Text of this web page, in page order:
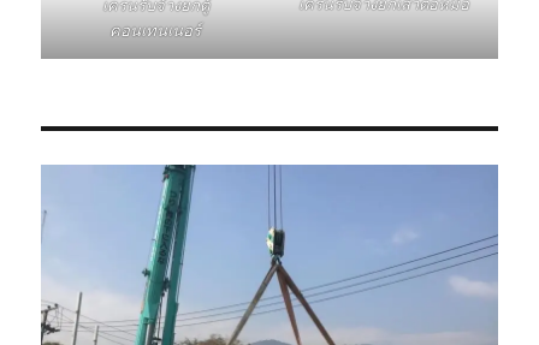
เครนรับจ้างยกตู้
คอนเทนเนอร์
เครนรับจ้างยกเสาตอหม้อ